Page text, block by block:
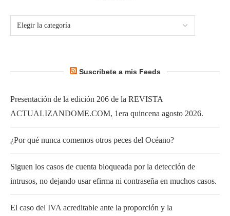
Suscribete a mis Feeds
Presentación de la edición 206 de la REVISTA
ACTUALIZANDOME.COM, 1era quincena agosto 2026.
¿Por qué nunca comemos otros peces del Océano?
Siguen los casos de cuenta bloqueada por la detección de
intrusos, no dejando usar efirma ni contraseña en muchos casos.
El caso del IVA acreditable ante la proporción y la